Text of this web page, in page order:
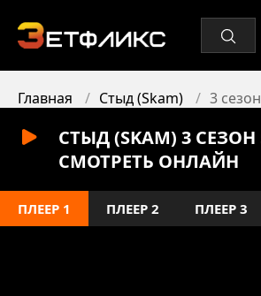
Главная Стыд (Skam) 3
СТЫД (SKAM) 3 СЕЗОН
СМОТРЕТЬ ОНЛАЙН
ПЛЕЕР 1 ПЛЕЕР 2 ПЛЕЕР 3